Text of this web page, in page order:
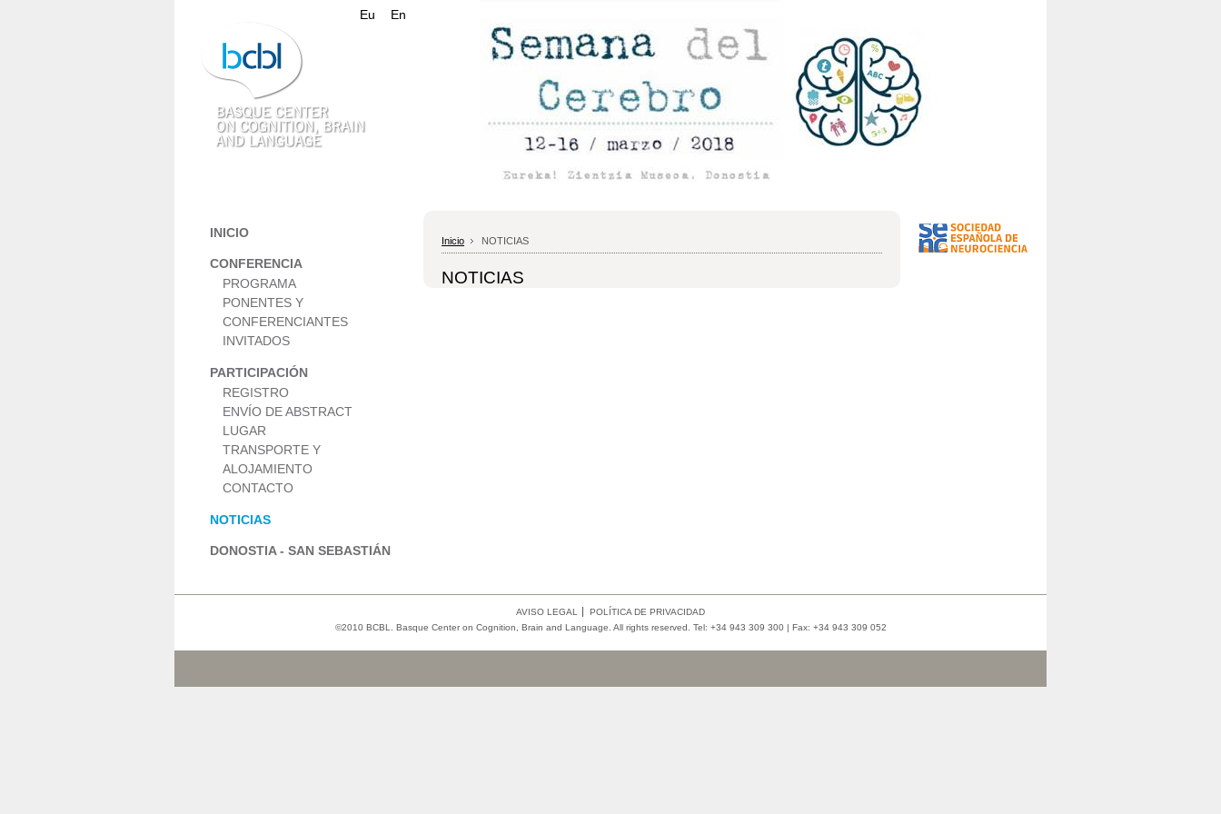
Eu En
Inicio NOTICIAS
NOTICIAS
INICIO
CONFERENCIA
PROGRAMA
PONENTES Y
CONFERENCIANTES
INVITADOS
PARTICIPACIÓN
REGISTRO
ENVÍO DE ABSTRACT
LUGAR
TRANSPORTE Y
ALOJAMIENTO
CONTACTO
NOTICIAS
DONOSTIA - SAN SEBASTIÁN
AVISO LEGAL
POLÍTICA DE PRIVACIDAD
©2010 BCBL. Basque Center on Cognition, Brain and Language. All rights reserved. Tel: +34 943 309 300 | Fax: +34 943 309 052